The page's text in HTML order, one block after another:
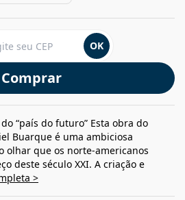
Comprar
OK
“país do futuro” Esta obra do
Buarque é uma ambiciosa
olhar que os norte-americanos
deste século XXI. A criação e
>